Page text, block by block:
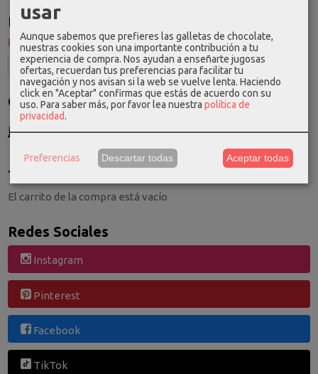
Idioma
Costes de Envío
GRATIS *
Tu Carrito (0)
El carrito de la compra está vacío
Redes Sociales
Instagram
Pinterest
Facebook
TikTok
usar
Aunque sabemos que prefieres las galletas de chocolate,
nuestras cookies son una importante contribución a tu
experiencia de compra. Nos ayudan a enseñarte jugosas
ofertas, recuerdan tus preferencias para facilitar tu
navegación y nos avisan si la web se vuelve lenta. Haciendo
click en "Aceptar" confirmas que estás de acuerdo con su
uso. Para saber más, por favor lea nuestra política de
privacidad.
Preferencias Descartar todas Aceptar todas